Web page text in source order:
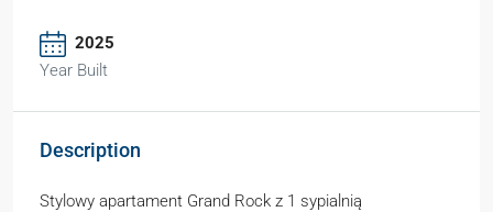
2025
Year Built
Description
Stylowy apartament Grand Rock z 1 sypialnią